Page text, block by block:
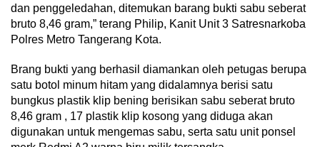
dan penggeledahan, ditemukan barang bukti sabu seberat
bruto 8,46 gram,” terang Philip, Kanit Unit 3 Satresnarkoba
Polres Metro Tangerang Kota.
Brang bukti yang berhasil diamankan oleh petugas berupa
satu botol minum hitam yang didalamnya berisi satu
bungkus plastik klip bening berisikan sabu seberat bruto
8,46 gram , 17 plastik klip kosong yang diduga akan
digunakan untuk mengemas sabu, serta satu unit ponsel